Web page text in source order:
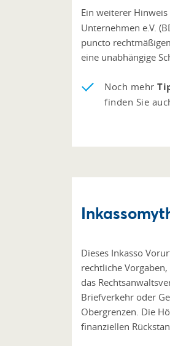
Ein weiterer
Unternehmen e.V.
puncto
eine unabhängige
Noch mehr
finden Sie
Dieses Inkasso
rechtliche
das
Briefverkehr oder
Obergrenzen. Die
finanziellen